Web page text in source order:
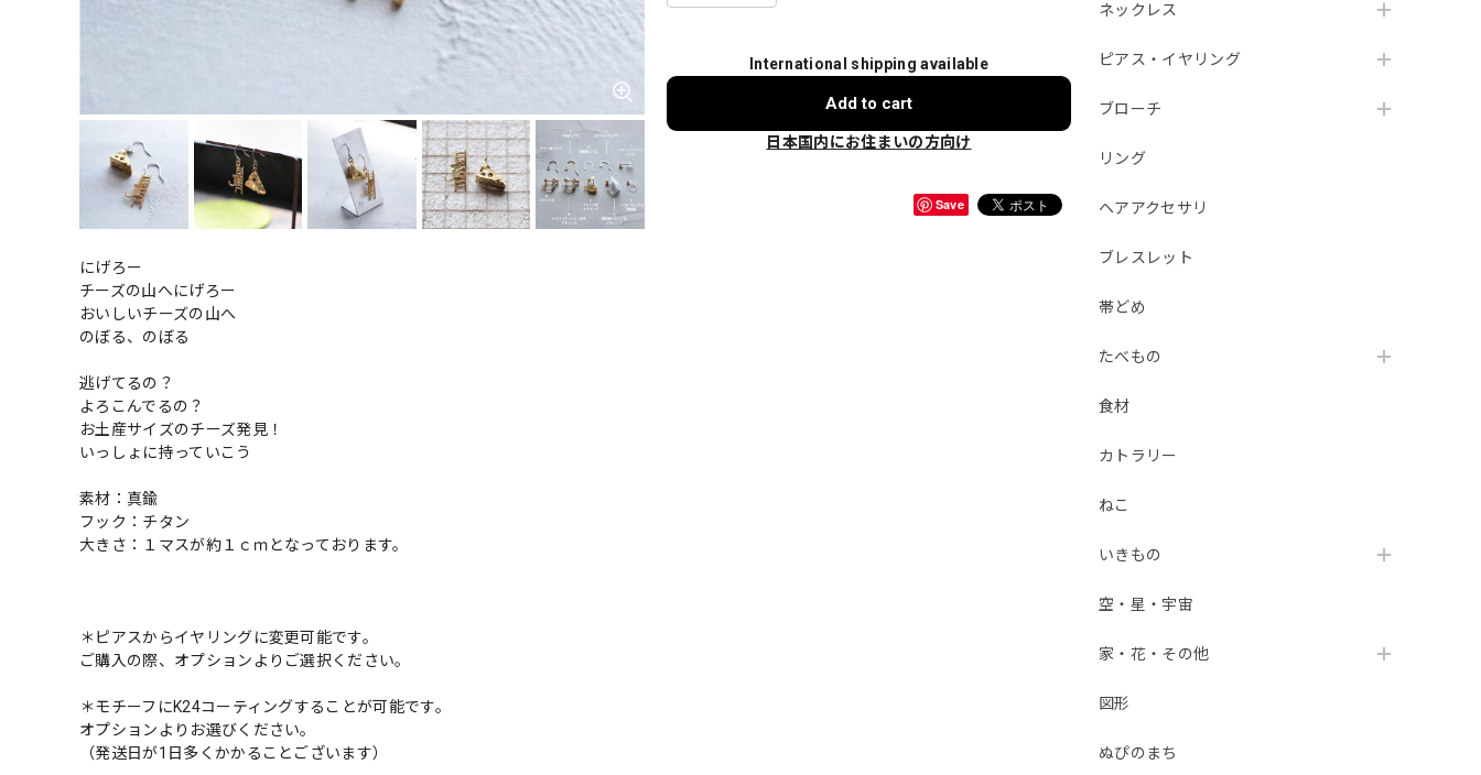
ネックレス
ピアス・イヤリング
ブローチ
リング
ヘアアクセサリ
ブレスレット
帯どめ
たべもの
食材
カトラリー
ねこ
いきもの
空・星・宇宙
家・花・その他
図形
ぬぴのまち
International shipping available
Add to cart
日本国内にお住まいの方向け
Save
にげろー
チーズの山へにげろー
おいしいチーズの山へ
のぼる、のぼる
逃げてるの？
よろこんでるの？
お土産サイズのチーズ発見！
いっしょに持っていこう
素材：真鍮
フック：チタン
大きさ：１マスが約１ｃｍとなっております。
＊ピアスからイヤリングに変更可能です。
ご購入の際、オプションよりご選択ください。
＊モチーフにK24コーティングすることが可能です。
オプションよりお選びください。
（発送日が1日多くかかることございます）